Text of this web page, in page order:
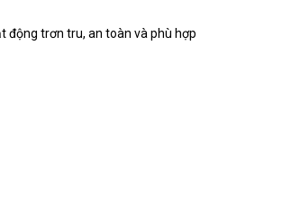
động trơn tru, an toàn và phù hợp